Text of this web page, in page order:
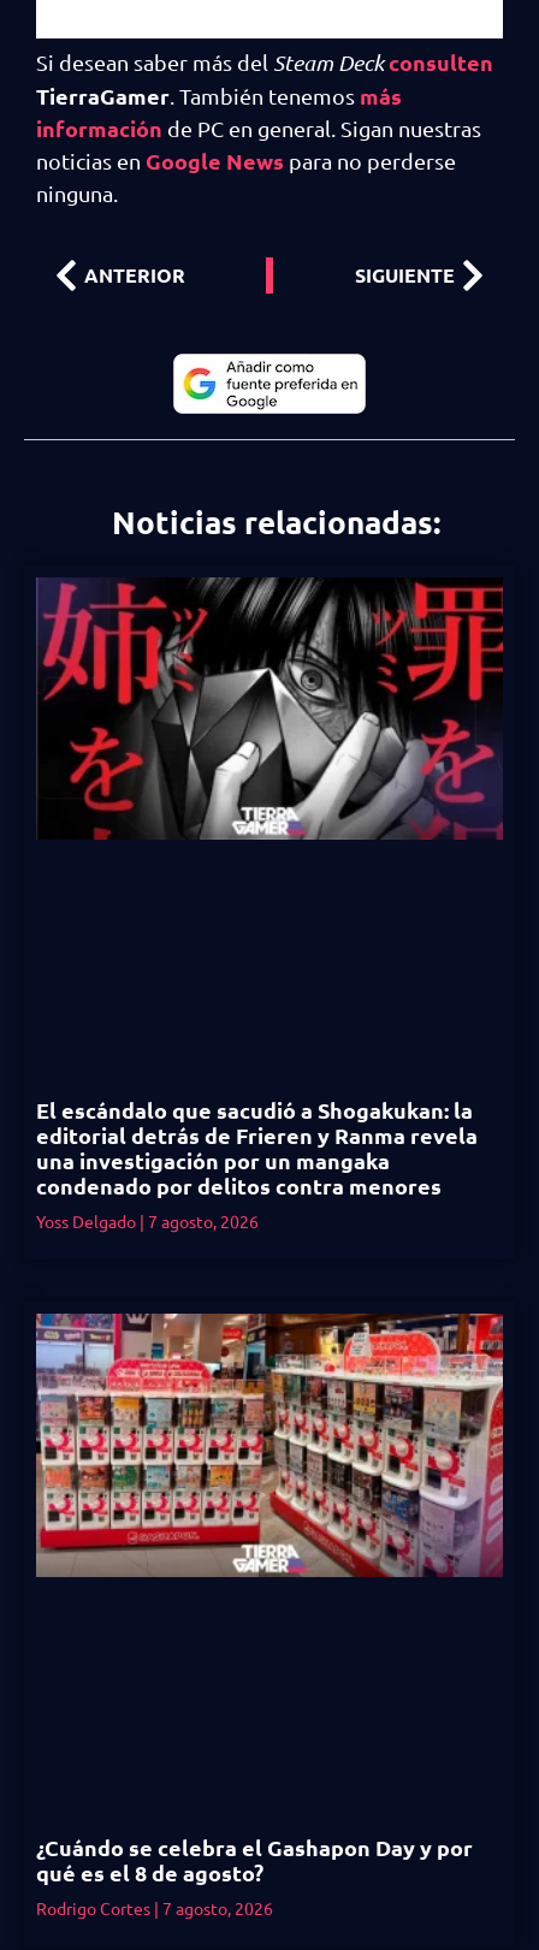
Si desean saber más del Steam Deckconsulten
TierraGamer . También tenemos más
información de PC en general. Sigan nuestras
noticias en Google News para no perderse
ninguna.
ANTERIOR SIGUIENTE
Noticias relacionadas:
El escándalo que sacudió a Shogakukan: la
editorial detrás de Frieren y Ranma revela
una investigación por un mangaka
condenado por delitos contra menores
Yoss Delgado 7 agosto, 2026
¿Cuándo se celebra el Gashapon Day y por
qué es el 8 de agosto?
Rodrigo Cortes 7 agosto, 2026